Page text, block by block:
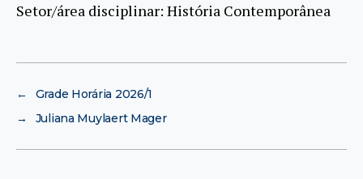
Setor/área disciplinar: História Contemporânea
←
Grade Horária 2026/1
→
Juliana Muylaert Mager